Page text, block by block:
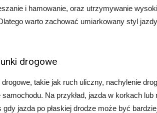
i hamowanie, oraz utrzymywanie
warto zachować umiarkowany styl
drogowe
drogowe, takie jak ruch uliczny, nachylenie
samochodu. Na przykład, jazda w korkach
gdy jazda po płaskiej drodze może być